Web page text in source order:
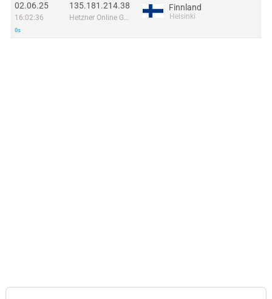
02.06.25
16:02:36
0s
135.181.214.38
Hetzner Online GmbH
Finnland
Helsinki